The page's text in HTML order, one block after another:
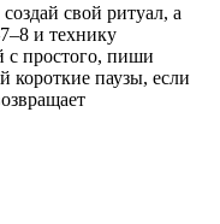
свой ритуал, а
и технику
с простого, пиши
короткие паузы, если